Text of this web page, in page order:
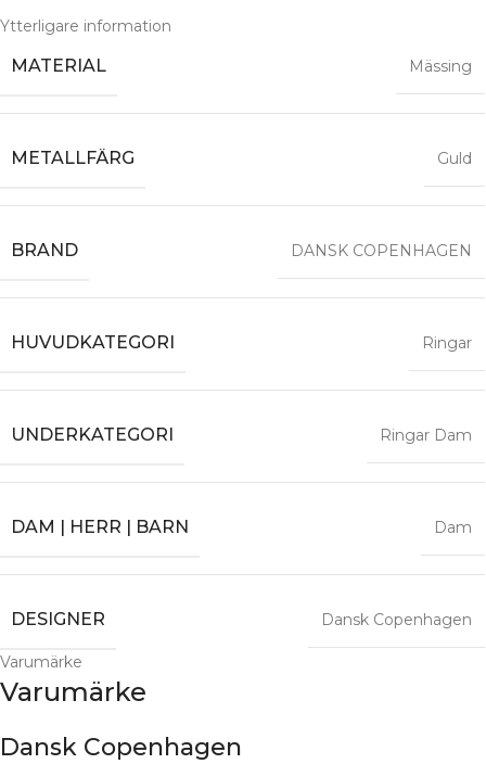
Ytterligare information
MATERIAL Mässing
METALLFÄRG Guld
BRAND DANSK COPENHAGEN
HUVUDKATEGORI Ringar
UNDERKATEGORI Ringar Dam
DAM | HERR | BARN Dam
DESIGNER Dansk Copenhagen
Varumärke
Varumärke
Dansk Copenhagen